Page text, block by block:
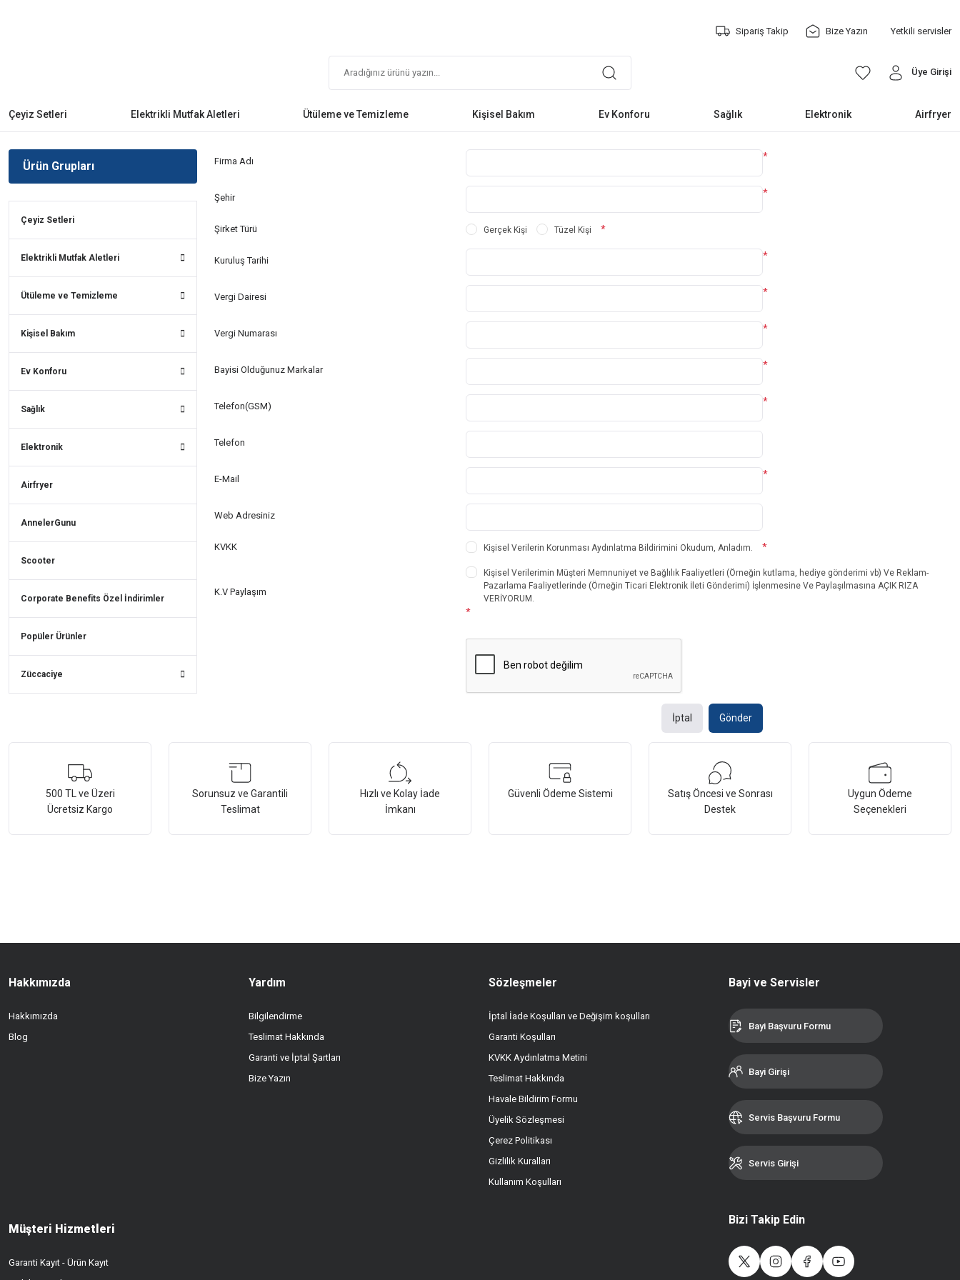
Sipariş Takip Bize Yazın Yetkili servisler
Üye Girişi
Çeyiz Setleri Elektrikli Mutfak Aletleri Ütüleme ve Temizleme Kişisel Bakım Ev Konforu Sağlık Elektronik Airfryer
Ürün Grupları
Çeyiz Setleri
Elektrikli Mutfak Aletleri
Ütüleme ve Temizleme
Kişisel Bakım
Ev Konforu
Sağlık
Elektronik
Airfryer
AnnelerGunu
Scooter
Corporate Benefits Özel İndirimler
Popüler Ürünler
Züccaciye
Firma Adı *
Şehir *
Şirket Türü Gerçek Kişi Tüzel Kişi *
Kuruluş Tarihi *
Vergi Dairesi *
Vergi Numarası *
Bayisi Olduğunuz Markalar *
Telefon(GSM) *
Telefon
E-Mail *
Web Adresiniz
KVKK Kişisel Verilerin Korunması Aydınlatma Bildirimini Okudum, Anladım. *
K.V Paylaşım
Kişisel Verilerimin Müşteri Memnuniyet ve Bağlılık Faaliyetleri (Örneğin kutlama, hediye gönderimi vb) Ve Reklam-
Pazarlama Faaliyetlerinde (Örneğin Ticari Elektronik İleti Gönderimi) İşlenmesine Ve Paylaşılmasına AÇIK RIZA
VERİYORUM.
*
İptal Gönder
500 TL ve Üzeri
Ücretsiz Kargo
Sorunsuz ve Garantili
Teslimat
Hızlı ve Kolay İade
İmkanı
Güvenli Ödeme Sistemi
Satış Öncesi ve Sonrası
Destek
Uygun Ödeme
Seçenekleri
Hakkımızda
Hakkımızda
Blog
Yardım
Bilgilendirme
Teslimat Hakkında
Garanti ve İptal Şartları
Bize Yazın
Sözleşmeler
İptal İade Koşulları ve Değişim koşulları
Garanti Koşulları
KVKK Aydınlatma Metini
Teslimat Hakkında
Havale Bildirim Formu
Üyelik Sözleşmesi
Çerez Politikası
Gizlilik Kuralları
Kullanım Koşulları
Müşteri Hizmetleri
Garanti Kayıt - Ürün Kayıt
Bayi ve Servisler
Bayi Başvuru Formu
Bayi Girişi
Servis Başvuru Formu
Servis Girişi
Bizi Takip Edin